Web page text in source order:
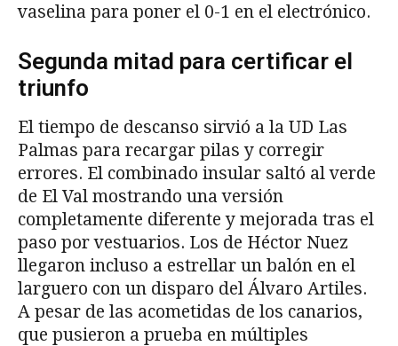
vaselina para poner el 0-1 en el electrónico.
Segunda mitad para certificar el
triunfo
El tiempo de descanso sirvió a la UD Las
Palmas para recargar pilas y corregir
errores. El combinado insular saltó al verde
de El Val mostrando una versión
completamente diferente y mejorada tras el
paso por vestuarios. Los de Héctor Nuez
llegaron incluso a estrellar un balón en el
larguero con un disparo del Álvaro Artiles.
A pesar de las acometidas de los canarios,
que pusieron a prueba en múltiples